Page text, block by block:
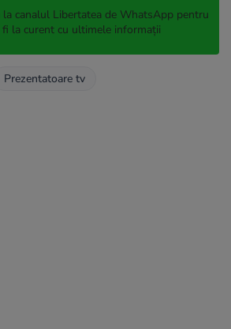
canalul Libertatea de WhatsApp pentru
fi la curent cu ultimele informații
Prezentatoare tv